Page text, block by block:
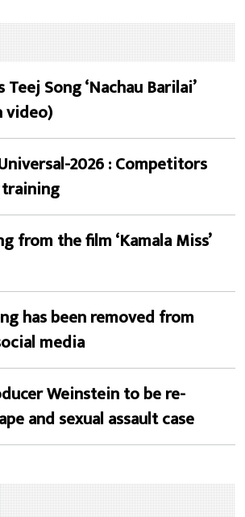
Teej Song ‘Nachau Barilai’
video)
2026 : Competitors
from the film ‘Kamala Miss’
has been removed from
media
Weinstein to be re-
and sexual assault case